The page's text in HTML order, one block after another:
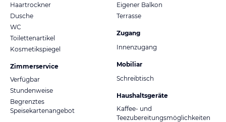
Haartrockner
Dusche
WC
Toilettenartikel
Kosmetikspiegel
Zimmerservice
Verfügbar
Stundenweise
Begrenztes
Speisekartenangebot
Eigener Balkon
Terrasse
Zugang
Innenzugang
Mobiliar
Schreibtisch
Haushaltsgeräte
Kaffee- und
Teezubereitungsmöglichkeiten